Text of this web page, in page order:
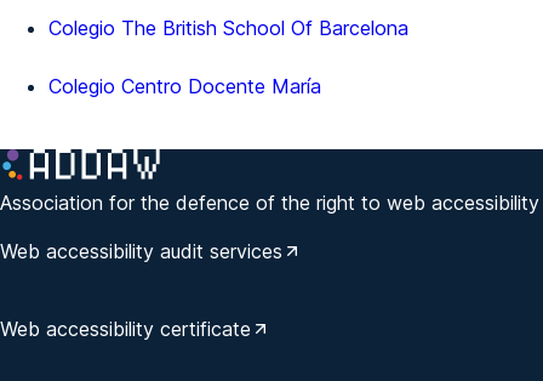
Colegio The British School Of Barcelona
Colegio Centro Docente María
Association for the defence of the right to web accessibility
Web accessibility audit services
Web accessibility certificate